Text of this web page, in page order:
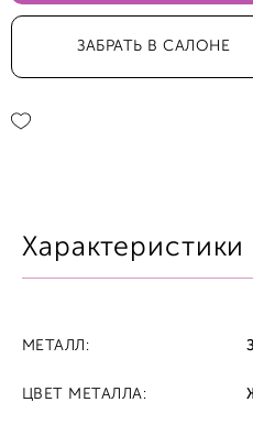
ЗАБРАТЬ В САЛОНЕ
Характеристики
МЕТАЛЛ:
ЦВЕТ МЕТАЛЛА: